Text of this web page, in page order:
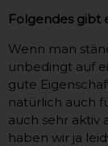
Folgendes gibt
Wenn man
unbedingt auf
gute
natürlich auch
auch sehr aktiv
haben wir ja